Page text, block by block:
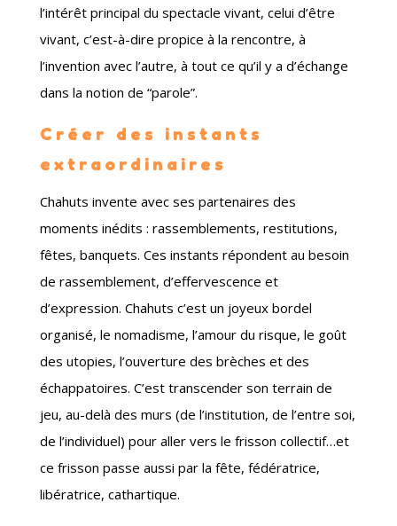
l’intérêt principal du spectacle vivant, celui d’être
vivant, c’est-à-dire propice à la rencontre, à
l’invention avec l’autre, à tout ce qu’il y a d’échange
dans la notion de “parole”.
Créer des instants
extraordinaires
Chahuts invente avec ses partenaires des
moments inédits : rassemblements, restitutions,
fêtes, banquets. Ces instants répondent au besoin
de rassemblement, d’effervescence et
d’expression. Chahuts c’est un joyeux bordel
organisé, le nomadisme, l’amour du risque, le goût
des utopies, l’ouverture des brèches et des
échappatoires. C’est transcender son terrain de
jeu, au-delà des murs (de l’institution, de l’entre soi,
de l’individuel) pour aller vers le frisson collectif…et
ce frisson passe aussi par la fête, fédératrice,
libératrice, cathartique.